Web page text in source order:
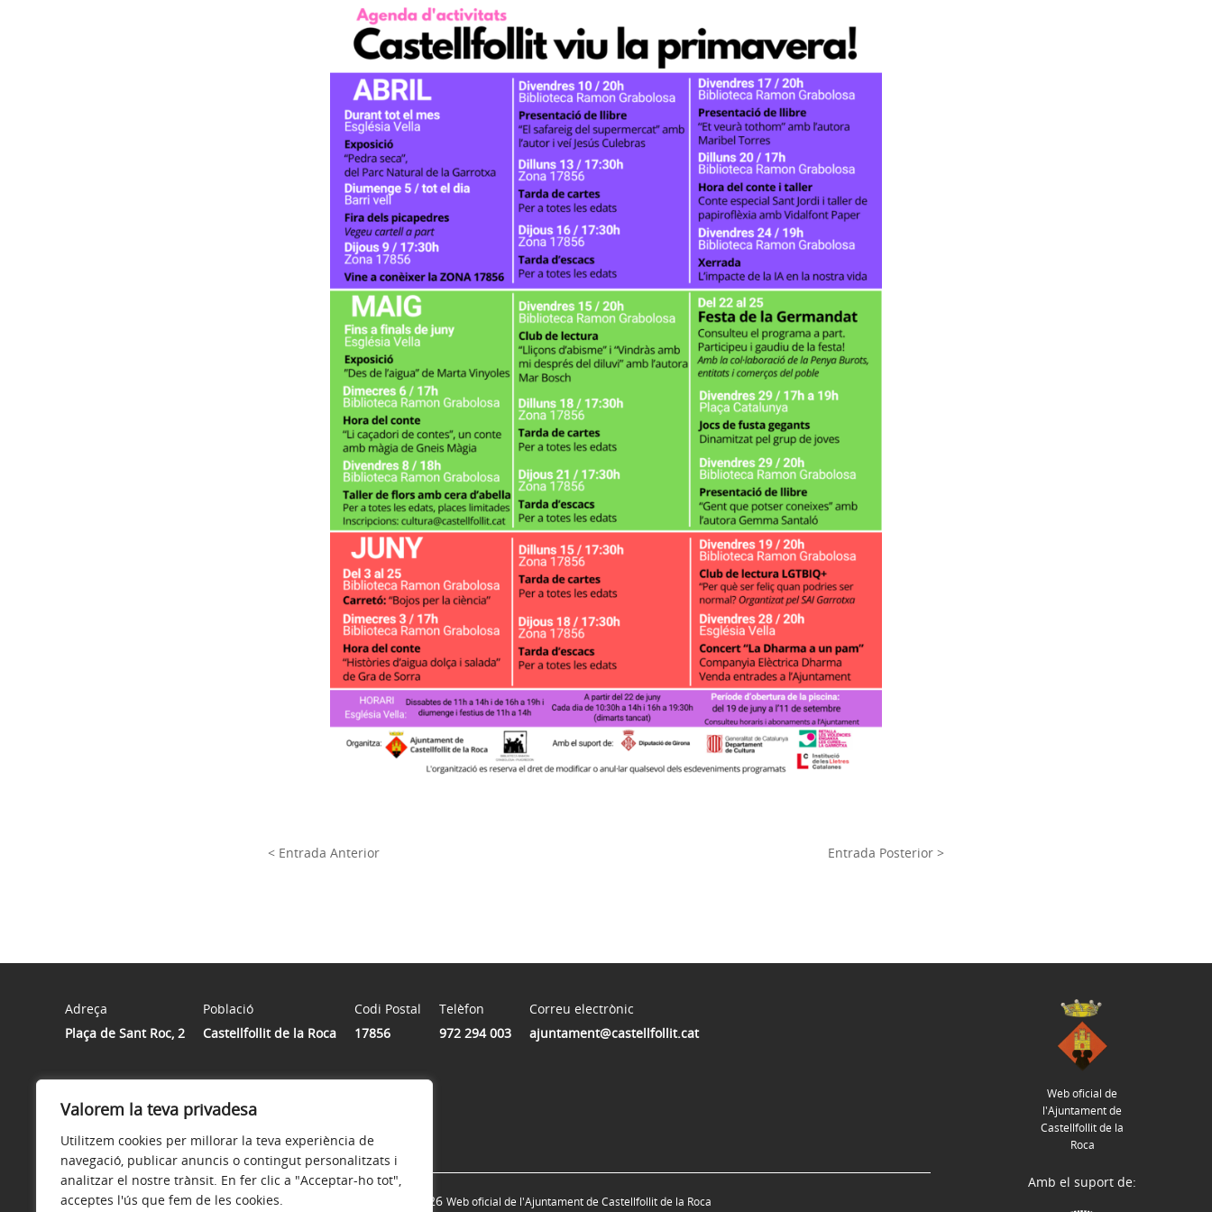
Valorem la teva privadesa
Utilitzem cookies per millorar la teva experiència de
navegació, publicar anuncis o contingut personalitzats i
analitzar el nostre trànsit. En fer clic a "Acceptar-ho tot",
acceptes l'ús que fem de les cookies.
< Entrada Anterior Entrada Posterior >
Adreça
Plaça de Sant Roc, 2
Població
Castellfollit de la Roca
Codi Postal
17856
Telèfon
972 294 003
Correu electrònic
ajuntament@castellfollit.cat
De dilluns a divendres de 10 hores a 14 hores.
Web oficial de
l'Ajuntament de
Castellfollit de la
Roca
Avís legal Política de privacitat © 2026 Web oficial de l'Ajuntament de Castellfollit de la Roca
Amb el suport de: